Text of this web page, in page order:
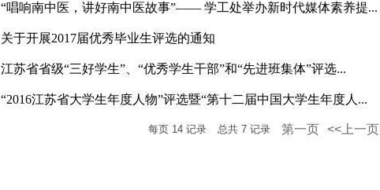
“唱响南中医，讲好南中医故事”—— 学工处举办新时代媒体素养提...
关于开展2017届优秀毕业生评选的通知
江苏省省级“三好学生”、“优秀学生干部”和“先进班集体”评选...
“2016江苏省大学生年度人物”评选暨“第十二届中国大学生年度人...
每页 14 记录 总共 7 记录 第一页 <<上一页